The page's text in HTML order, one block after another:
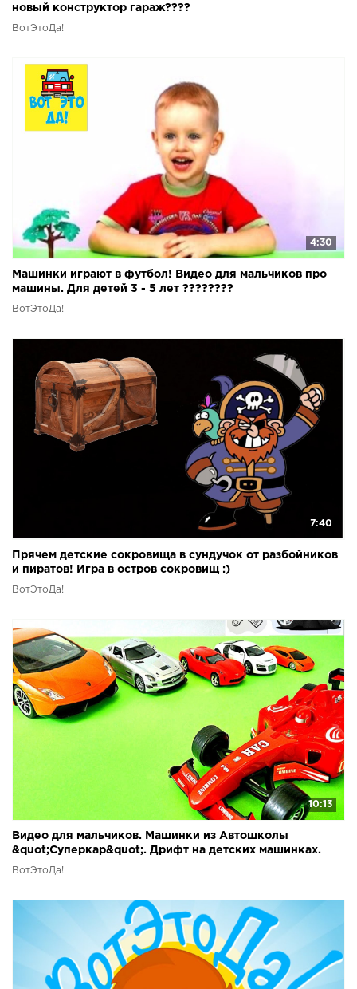
новый конструктор гараж????
ВотЭтоДа!
4:30
Машинки играют в футбол! Видео для мальчиков про
машины. Для детей 3 - 5 лет ????????
ВотЭтоДа!
7:40
Прячем детские сокровища в сундучок от разбойников
и пиратов! Игра в остров сокровищ :)
ВотЭтоДа!
10:13
Видео для мальчиков. Машинки из Автошколы
&quot;Суперкар&quot;. Дрифт на детских машинках.
????
ВотЭтоДа!